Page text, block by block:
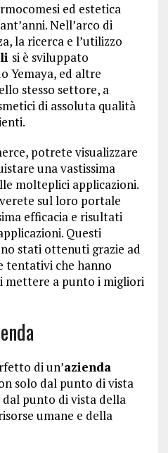
ed estetica
Nell’arco di
la ricerca e l’utilizzo
si è sviluppato
Yemaya, ed altre
stesso settore, a
di assoluta qualità
potrete visualizzare
una vastissima
molteplici applicazioni.
sul loro portale
efficacia e risultati
Questi
stati ottenuti grazie ad
tentativi che hanno
mettere a punto i migliori
di un’azienda
solo dal punto di vista
punto di vista della
umane e della